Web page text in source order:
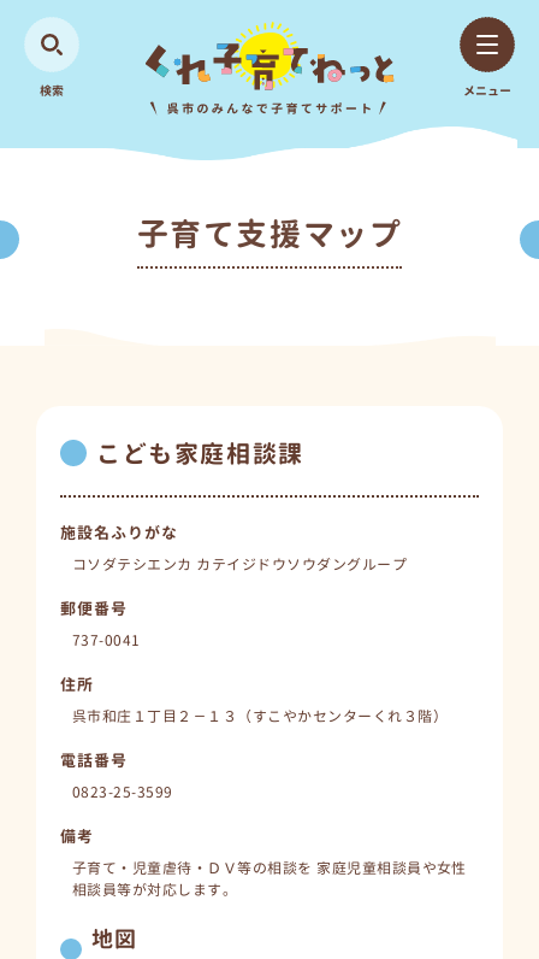
検索 メニュー
子育て支援マップ
こども家庭相談課
施設名ふりがな
コソダテシエンカ カテイジドウソウダングループ
郵便番号
737-0041
住所
呉市和庄１丁目２－１３（すこやかセンターくれ３階）
電話番号
0823-25-3599
備考
子育て・児童虐待・ＤＶ等の相談を 家庭児童相談員や女性
相談員等が対応します。
地図